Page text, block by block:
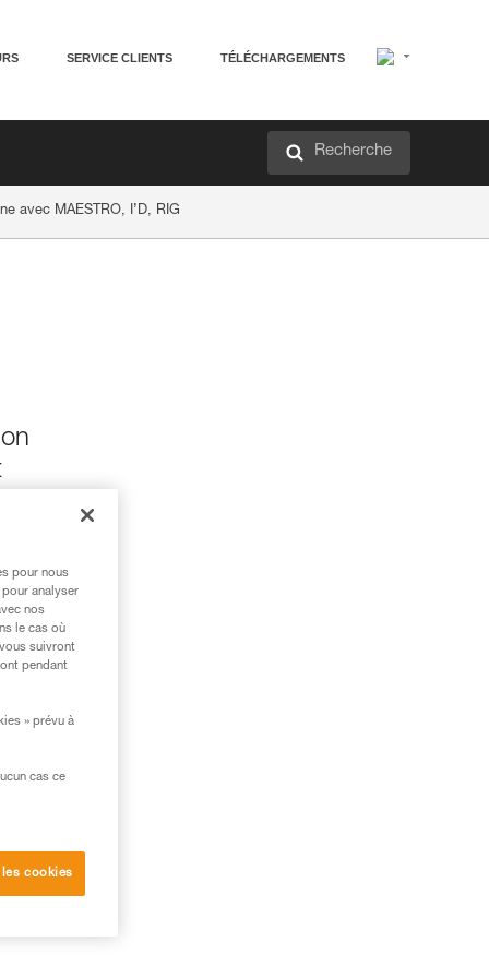
SERVICE CLIENTS TÉLÉCHARGEMENTS
Recherche
avec MAESTRO, I’D, RIG
pour nous
analyser
nos
le cas où
suivront
pendant
» prévu à
cas ce
cookies